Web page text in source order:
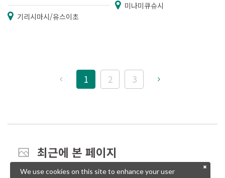
기리시마시/유스이초
미나미큐슈시
1 2 3
최근에 본 페이지
We use cookies on this site to enhance your user